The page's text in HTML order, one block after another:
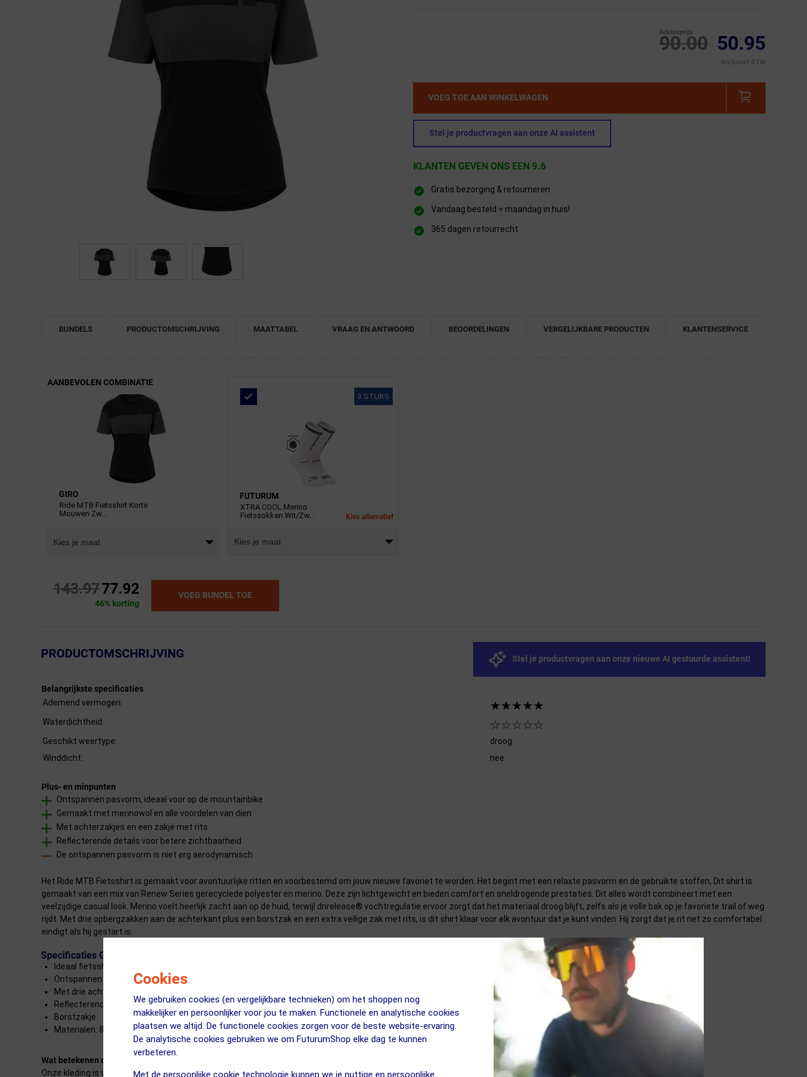
Cookies
We gebruiken cookies (en vergelijkbare technieken) om het shoppen nog
makkelijker en persoonlijker voor jou te maken. Functionele en analytische cookies
plaatsen we altijd. De functionele cookies zorgen voor de beste website-ervaring.
De analytische cookies gebruiken we om FuturumShop elke dag te kunnen
verbeteren.
Met de persoonlijke cookie technologie kunnen we je nuttige en persoonlijke
90.00
Adviesprijs 50.95
Inclusief BTW
VOEG TOE AAN WINKELWAGEN
Stel je productvragen aan onze AI assistent
KLANTEN GEVEN ONS EEN 9.6
Gratis bezorging & retourneren
Vandaag besteld = maandag in huis!
365 dagen retourrecht
BUNDELS PRODUCTOMSCHRIJVING MAATTABEL VRAAG EN ANTWOORD BEOORDELINGEN VERGELIJKBARE PRODUCTEN KLANTENSERVICE
← Terug naar productnavigatie
AANBEVOLEN COMBINATIE
GIRO
Ride MTB Fietsshirt Korte
Mouwen Zw...
Kies je maat
3 STUKS
FUTURUM
XTRA COOL Merino
Fietssokken Wit/Zw...
Kies alternatief
Kies je maat
143.9777.92
46% korting
VOEG BUNDEL TOE
← Terug naar productnavigatie
PRODUCTOMSCHRIJVING Stel je productvragen aan onze nieuwe AI gestuurde assistent!
Belangrijkste specificaties
Ademend vermogen:
★★★★★
Waterdichtheid: ☆☆☆☆☆
Geschikt weertype:
droog
Winddicht:
nee
Plus- en minpunten
Ontspannen pasvorm, ideaal voor op de mountainbike
Gemaakt met merinowol en alle voordelen van dien
Met achterzakjes en een zakje met rits
Reflecterende details voor betere zichtbaarheid
De ontspannen pasvorm is niet erg aerodynamisch
Het Ride MTB Fietsshirt is gemaakt voor avontuurlijke ritten en voorbestemd om jouw nieuwe favoriet te worden. Het begint met een relaxte pasvorm en de gebruikte stoffen, Dit shirt is
gemaakt van een mix van Renew Series gerecyclede polyester en merino. Deze zijn lichtgewicht en bieden comfort en sneldrogende prestaties. Dit alles wordt combineert met een
veelzijdige casual look. Merino voelt heerlijk zacht aan op de huid, terwijl drirelease® vochtregulatie ervoor zorgt dat het materiaal droog blijft, zelfs als je volle bak op je favoriete trail of weg
rijdt. Met drie opbergzakken aan de achterkant plus een borstzak en een extra veilige zak met rits, is dit shirt klaar voor elk avontuur dat je kunt vinden. Hij zorgt dat je rit net zo comfortabel
eindigt als hij gestart is.
Specificaties Giro Ride MTB Fietsshirt
Ideaal fietsshirt voor in de zomer
Ontspannen pasvorm
Met drie achterzakken, plus ritszakje
Reflecterende elementen
Borstzakje
Materialen: 84% polyester, 11% merino wol, 5% elastaan
Wat betekenen die sterretjes precies?
Onze kleding is voorzien van een classificatiesysteem met sterretjes. Klik hieronder op de eigenschap om naar de uitleg van dit systeem te gaan.